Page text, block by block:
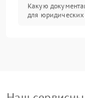
Какую
для